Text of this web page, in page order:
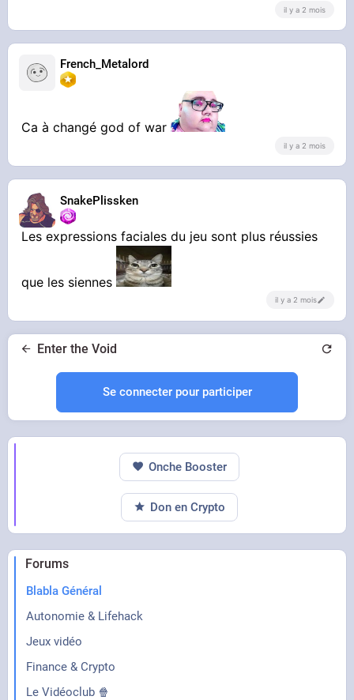
il y a 2 mois
French_Metalord
Ca à changé god of war
il y a 2 mois
SnakePlissken
Les expressions faciales du jeu sont plus réussies
que les siennes
il y a 2 mois
Enter the Void
Se connecter pour participer
Forums
Blabla Général
Autonomie & Lifehack
Jeux vidéo
Finance & Crypto
Le Vidéoclub 🍿
Onche Booster
Don en Crypto